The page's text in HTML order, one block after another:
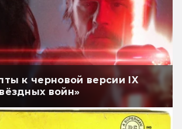
к черновой версии IX
войн»